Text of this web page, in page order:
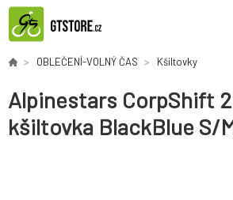
OBLEČENÍ-VOLNÝ ČAS Kšiltovky
Alpinestars CorpShift
kšiltovka BlackBlue S/